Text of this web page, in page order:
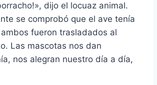
dijo el locuaz animal.
se comprobó que el ave tenía
fueron trasladados al
Las mascotas nos dan
nos alegran nuestro día a día,